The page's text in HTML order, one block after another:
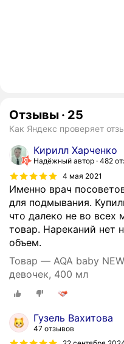
Отзывы · 25
Как Яндекс проверяет
Кирилл Харченко
Надёжный автор 482
4 мая 2021
Именно врач
для подмывания.
что далеко не во всех
товар. Нареканий нет
объем.
Товар — AQA baby
девочек, 400 мл
Гузель Вахитова
47 отзывов